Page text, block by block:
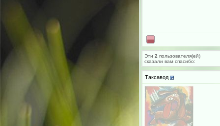
Эти 2 пользователя(ей)
сказали вам cпасибо:
Таксавод